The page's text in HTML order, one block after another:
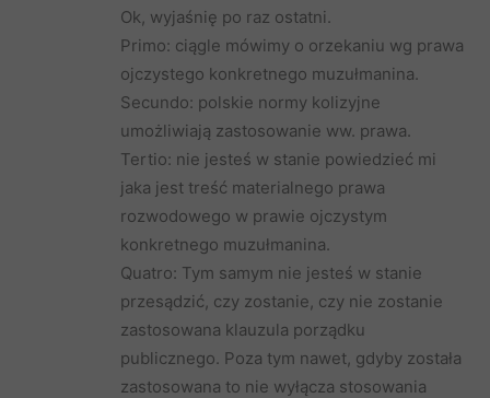
Ok, wyjaśnię po raz ostatni.
Primo: ciągle mówimy o orzekaniu wg prawa
ojczystego konkretnego muzułmanina.
Secundo: polskie normy kolizyjne
umożliwiają zastosowanie ww. prawa.
Tertio: nie jesteś w stanie powiedzieć mi
jaka jest treść materialnego prawa
rozwodowego w prawie ojczystym
konkretnego muzułmanina.
Quatro: Tym samym nie jesteś w stanie
przesądzić, czy zostanie, czy nie zostanie
zastosowana klauzula porządku
publicznego. Poza tym nawet, gdyby została
zastosowana to nie wyłącza stosowania